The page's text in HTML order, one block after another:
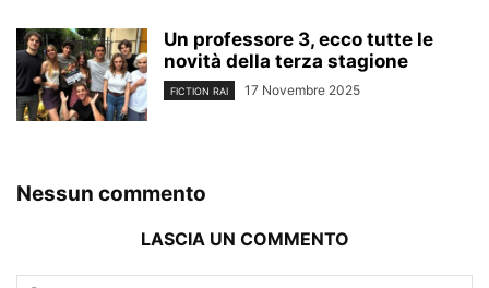
Un professore 3, ecco tutte le
novità della terza stagione
FICTION RAI 17 Novembre 2025
Nessun commento
LASCIA UN COMMENTO